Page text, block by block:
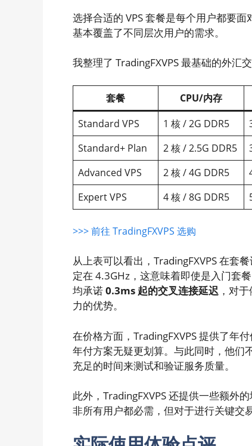
选择合适的 VPS 套餐是每个用户都要面
基本覆盖了不同层次用户的需求。
我整理了 TradingFXVPS 最基础的外汇交
套餐 CPU/内存
Standard VPS
1 核 / 2G DDR5
Standard+ Plan
2 核 / 2.5G DDR5
Advanced VPS
2 核 / 4G DDR5
Expert VPS
4 核 / 8G DDR5
>>> 前往 TradingFXVPS 选购
从上表可以看出，TradingFXVPS 在套
定在 4.3GHz，这意味着即使是入门套
均承诺0.3ms 起的交叉连接延迟 ，对
力的优势。
在价格方面，TradingFXVPS 提供了年
年付方案无疑更划算。与此同时，他们
充足的时间来测试和验证服务质量。
此外，TradingFXVPS 还提供一些额外
非所有用户都必需，但对于进行关键交